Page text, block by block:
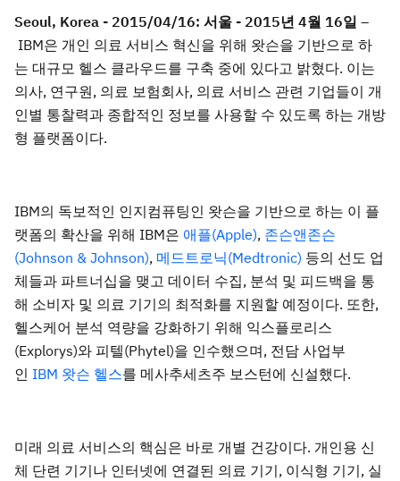
Seoul, Korea - 2015/04/16: 서울 - 2015년 4월 16일 –
IBM은 개인 의료 서비스 혁신을 위해 왓슨을 기반으로 하
는 대규모 헬스 클라우드를 구축 중에 있다고 밝혔다. 이는
의사, 연구원, 의료 보험회사, 의료 서비스 관련 기업들이 개
인별 통찰력과 종합적인 정보를 사용할 수 있도록 하는 개방
형 플랫폼이다.
IBM의 독보적인 인지컴퓨팅인 왓슨을 기반으로 하는 이 플
랫폼의 확산을 위해 IBM은 애플(Apple), 존슨앤존슨
(Johnson & Johnson), 메드트로닉(Medtronic) 등의 선도 업
체들과 파트너십을 맺고 데이터 수집, 분석 및 피드백을 통
해 소비자 및 의료 기기의 최적화를 지원할 예정이다. 또한,
헬스케어 분석 역량을 강화하기 위해 익스플로리스
(Explorys)와 피텔(Phytel)을 인수했으며, 전담 사업부
인 IBM 왓슨 헬스를 메사추세츠주 보스턴에 신설했다.
미래 의료 서비스의 핵심은 바로 개별 건강이다. 개인용 신
체 단련 기기나 인터넷에 연결된 의료 기기, 이식형 기기, 실